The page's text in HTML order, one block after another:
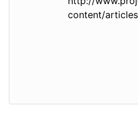
content/